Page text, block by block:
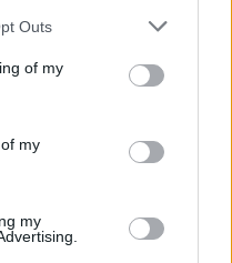
Outs
of my
my
my
di Milano in Italia
e la catena di minimarket
situazione attuale, coloro
al dettaglio, i viaggi e la sanità
le esperienze dei
Peltzman, Chief Business